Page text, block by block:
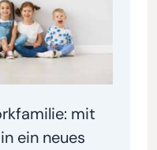
mit
ein neues